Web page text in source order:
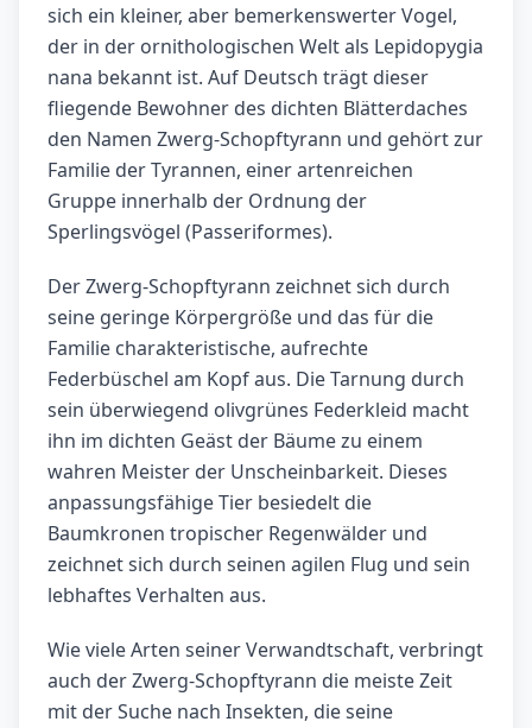
sich ein kleiner, aber bemerkenswerter Vogel,
der in der ornithologischen Welt als Lepidopygia
nana bekannt ist. Auf Deutsch trägt dieser
fliegende Bewohner des dichten Blätterdaches
den Namen Zwerg-Schopftyrann und gehört zur
Familie der Tyrannen, einer artenreichen
Gruppe innerhalb der Ordnung der
Sperlingsvögel (Passeriformes).
Der Zwerg-Schopftyrann zeichnet sich durch
seine geringe Körpergröße und das für die
Familie charakteristische, aufrechte
Federbüschel am Kopf aus. Die Tarnung durch
sein überwiegend olivgrünes Federkleid macht
ihn im dichten Geäst der Bäume zu einem
wahren Meister der Unscheinbarkeit. Dieses
anpassungsfähige Tier besiedelt die
Baumkronen tropischer Regenwälder und
zeichnet sich durch seinen agilen Flug und sein
lebhaftes Verhalten aus.
Wie viele Arten seiner Verwandtschaft, verbringt
auch der Zwerg-Schopftyrann die meiste Zeit
mit der Suche nach Insekten, die seine